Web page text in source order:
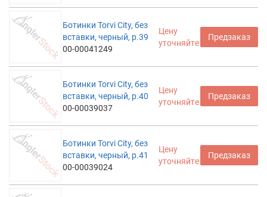
Ботинки Torvi City, без
вставки, черный, р.39
00-00041249
Цену
уточняйте
Предзаказ
Ботинки Torvi City, без
вставки, черный, р.40
00-00039037
Цену
уточняйте
Предзаказ
Ботинки Torvi City, без
вставки, черный, р.41
00-00039024
Цену
уточняйте
Предзаказ